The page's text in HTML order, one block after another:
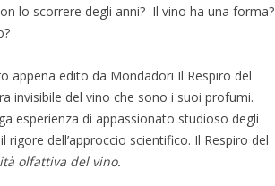
lo scorrere degli anni? Il vino ha una forma?
appena edito da Mondadori Il Respiro del
invisibile del vino che sono i suoi profumi.
esperienza di appassionato studioso degli
dell’approccio scientifico. Il Respiro del
olfattiva del vino.